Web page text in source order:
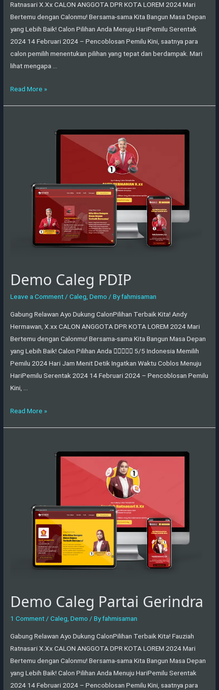
Ratnasari X.Xx CALON ANGGOTA DPR KOTA LOREM 2024 Mari
Bertemu dengan Calonmu! Bersama-sama Kita Bangun Masa Depan
yang Lebih Baik! Calon Pilihan Anda Menuju HariPemilu Serentak
2024 14 Februari 2024 – Pencoblosan Pemilu Kini, saatnya para
calon pemilih menentukan pilihan yang tepat dan berdampak. Mari
lihat mengapa …
Read More »
Demo Caleg PDIP
Leave a Comment/Caleg,Demo / Byfahmisaman
Gabung Relawan Ayo Dukung CalonPilihan Terbaik Kita! Andy
Hermawan, X.xx CALON ANGGOTA DPR KOTA LOREM 2024 Mari
Bertemu dengan Calonmu! Bersama-sama Kita Bangun Masa Depan
yang Lebih Baik! Calon Pilihan Anda  5/5 Indonesia Memilih
Pemilu 2024 Hari Jam Menit Detik Ingatkan Waktu Coblos Menuju
HariPemilu Serentak 2024 14 Februari 2024 – Pencoblosan Pemilu
Kini, …
Read More »
Demo Caleg Partai Gerindra
1 Comment/Caleg,Demo / Byfahmisaman
Gabung Relawan Ayo Dukung CalonPilihan Terbaik Kita! Fauziah
Ratnasari X.Xx CALON ANGGOTA DPR KOTA LOREM 2024 Mari
Bertemu dengan Calonmu! Bersama-sama Kita Bangun Masa Depan
yang Lebih Baik! Calon Pilihan Anda Menuju HariPemilu Serentak
2024 14 Februari 2024 – Pencoblosan Pemilu Kini, saatnya para